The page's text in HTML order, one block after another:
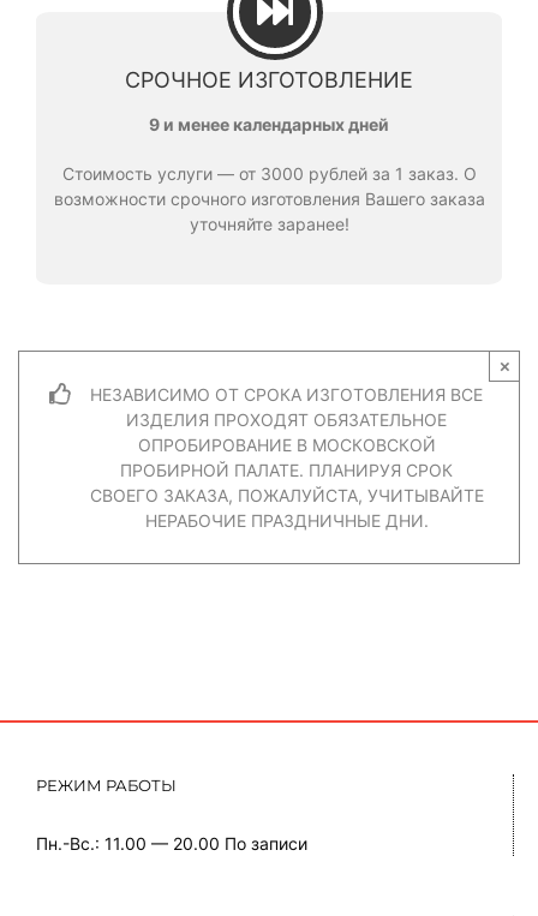
СРОЧНОЕ ИЗГОТОВЛЕНИЕ
9 и менее календарных дней
Стоимость услуги — от 3000 рублей за 1 заказ. О
возможности срочного изготовления Вашего заказа
уточняйте заранее!
НЕЗАВИСИМО ОТ СРОКА ИЗГОТОВЛЕНИЯ ВСЕ
ИЗДЕЛИЯ ПРОХОДЯТ ОБЯЗАТЕЛЬНОЕ
ОПРОБИРОВАНИЕ В МОСКОВСКОЙ
ПРОБИРНОЙ ПАЛАТЕ. ПЛАНИРУЯ СРОК
СВОЕГО ЗАКАЗА, ПОЖАЛУЙСТА, УЧИТЫВАЙТЕ
НЕРАБОЧИЕ ПРАЗДНИЧНЫЕ ДНИ.
×
РЕЖИМ РАБОТЫ
Пн.-Вс.: 11.00 — 20.00 По записи